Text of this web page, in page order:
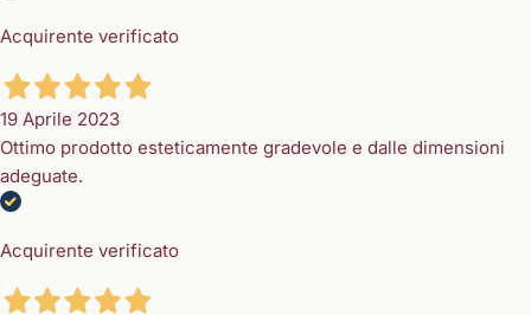
Acquirente verificato
19 Aprile 2023
Ottimo prodotto esteticamente gradevole e dalle dimensioni
adeguate.
Acquirente verificato